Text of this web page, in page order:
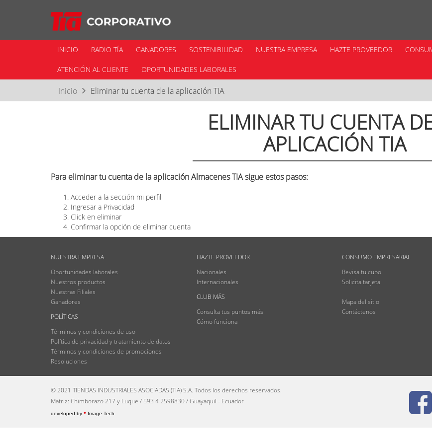
INICIO RADIO TÍA GANADORES SOSTENIBILIDAD NUESTRA EMPRESA HAZTE PROVEEDOR
ATENCIÓN AL CLIENTE OPORTUNIDADES LABORALES
Inicio Eliminar tu cuenta de la aplicación TIA
ELIMINAR TU CUENTA
APLICACIÓN TIA
Para eliminar tu cuenta de la aplicación Almacenes TIA sigue estos pasos:
Acceder a la sección mi perfil
Ingresar a Privacidad
Click en eliminar
Confirmar la opción de eliminar cuenta
NUESTRA EMPRESA
Oportunidades laborales
Nuestros productos
Nuestras Filiales
Ganadores
POLÍTICAS
Términos y condiciones de uso
Política de privacidad y tratamiento de datos
Términos y condiciones de promociones
Resoluciones
HAZTE PROVEEDOR
Nacionales
Internacionales
CLUB MÁS
Consulta tus puntos más
Cómo funciona
CONSUMO EMPRESARIAL
Revisa tu cupo
Solicita tarjeta
Mapa del sitio
Contáctenos
© 2021 TIENDAS INDUSTRIALES ASOCIADAS (TIA) S.A. Todos los derechos reservados.
Matriz: Chimborazo 217 y Luque / 593 4 2598830 / Guayaquil - Ecuador
developed by • Image Tech